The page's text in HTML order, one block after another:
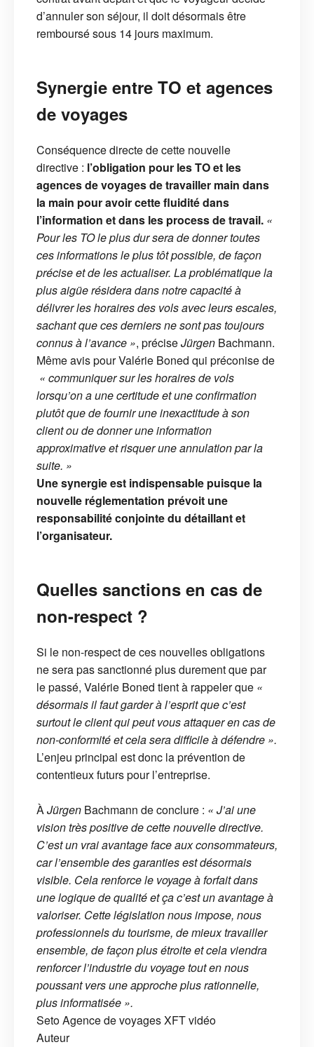
d’annuler son séjour, il doit désormais être
remboursé sous 14 jours maximum.
Synergie entre TO et agences
de voyages
Conséquence directe de cette nouvelle
directive : l’obligation pour les TO et les
agences de voyages de travailler main dans
la main pour avoir cette fluidité dans
l’information et dans les process de travail. «
Pour les TO le plus dur sera de donner toutes
ces informations le plus tôt possible, de façon
précise et de les actualiser. La problématique la
plus aigüe résidera dans notre capacité à
délivrer les horaires des vols avec leurs escales,
sachant que ces derniers ne sont pas toujours
connus à l’avance », préciseJürgen Bachmann.
Même avis pour Valérie Boned qui préconise de
« communiquer sur les horaires de vols
lorsqu’on a une certitude et une confirmation
plutôt que de fournir une inexactitude à son
client ou de donner une information
approximative et risquer une annulation par la
suite. »
Une synergie est indispensable puisque la
nouvelle réglementation prévoit une
responsabilité conjointe du détaillant et
l’organisateur.
Quelles sanctions en cas de
non-respect ?
Si le non-respect de ces nouvelles obligations
ne sera pas sanctionné plus durement que par
le passé, Valérie Boned tient à rappeler que «
désormais il faut garder à l’esprit que c’est
surtout le client qui peut vous attaquer en cas de
non-conformité et cela sera difficile à défendre ».
L’enjeu principal est donc la prévention de
contentieux futurs pour l’entreprise.
ÀJürgen Bachmann de conclure : « J’ai une
vision très positive de cette nouvelle directive.
C’est un vrai avantage face aux consommateurs,
car l’ensemble des garanties est désormais
visible. Cela renforce le voyage à forfait dans
une logique de qualité et ça c’est un avantage à
valoriser. Cette législation nous impose, nous
professionnels du tourisme, de mieux travailler
ensemble, de façon plus étroite et cela viendra
renforcer l’industrie du voyage tout en nous
poussant vers une approche plus rationnelle,
plus informatisée ».
SetoAgence de voyagesXFTvidéo
Auteur